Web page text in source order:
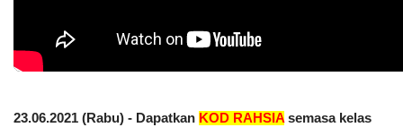
23.06.2021 (Rabu) - Dapatkan KOD RAHSIA semasa kelas